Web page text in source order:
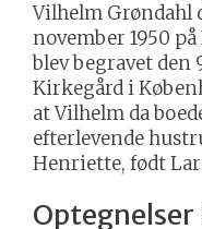
Vilhelm Grøndahl
november 1950
blev begravet den
Kirkegård i
at Vilhelm da
efterlevende
Henriette, født